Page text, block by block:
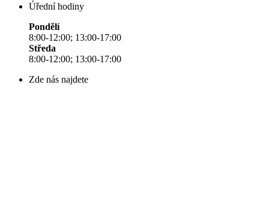
Úřední hodiny
Pondělí
8:00-12:00; 13:00-17:00
Středa
8:00-12:00; 13:00-17:00
Zde nás najdete